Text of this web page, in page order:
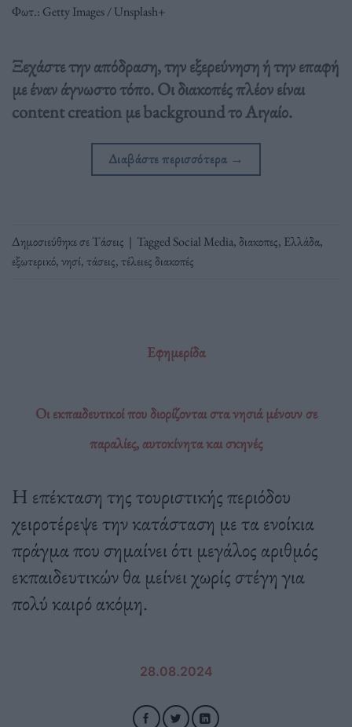
Φωτ.: Getty Images / Unsplash+
Ξεχάστε την απόδραση, την εξερεύνηση ή την επαφή
με έναν άγνωστο τόπο. Οι διακοπές πλέον είναι
content creation με background το Αιγαίο.
Διαβάστε περισσότερα →
Δημοσιεύθηκε σεΤάσεις | TaggedSocial Media,διακοπες, Ελλάδα,
εξωτερικό,νησί,τάσεις,τέλειες διακοπές
Εφημερίδα
Οι εκπαιδευτικοί που διορίζονται στα νησιά μένουν σε
παραλίες, αυτοκίνητα και σκηνές
Η επέκταση της τουριστικής περιόδου
χειροτέρεψε την κατάσταση με τα ενοίκια
πράγμα που σημαίνει ότι μεγάλος αριθμός
εκπαιδευτικών θα μείνει χωρίς στέγη για
πολύ καιρό ακόμη.
28.08.2024